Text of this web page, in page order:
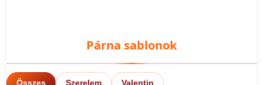
Párna sablonok
Összes Szerelem Valentin